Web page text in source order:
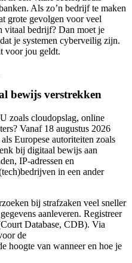
Als zo’n bedrijf te maken
grote gevolgen voor veel
vitaal bedrijf? Dan moet je
je systemen cyberveilig zijn.
voor jou geldt.
bewijs verstrekken
zoals cloudopslag, online
Vanaf 18 augustus 2026
Europese autoriteiten zoals
bij digitaal bewijs aan
IP‑adressen en
in een ander
bij strafzaken veel sneller
aanleveren. Registreer
Database, CDB). Via
de
hoogte van wanneer en hoe je